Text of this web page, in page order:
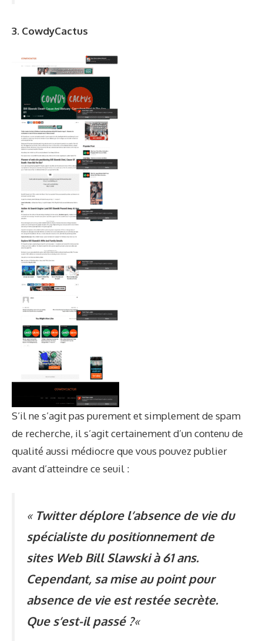
3. CowdyCactus
S’il ne s’agit pas purement et simplement de spam
de recherche, il s’agit certainement d’un contenu de
qualité aussi médiocre que vous pouvez publier
avant d’atteindre ce seuil :
« Twitter déplore l’absence de vie du
spécialiste du positionnement de
sites Web Bill Slawski à 61 ans.
Cependant, sa mise au point pour
absence de vie est restée secrète.
Que s’est-il passé ?«